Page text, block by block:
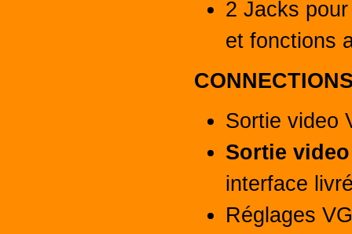
2 Jacks
et fonctions
Sortie video
Sortie video
interface
Réglages